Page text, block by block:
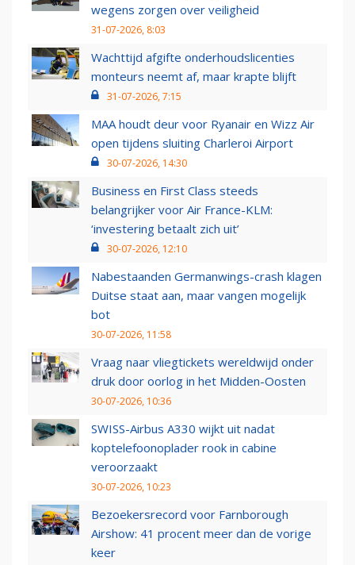
wegens zorgen over veiligheid
31-07-2026, 8:03
Wachttijd afgifte onderhoudslicenties
monteurs neemt af, maar krapte blijft
31-07-2026, 7:15
MAA houdt deur voor Ryanair en Wizz Air
open tijdens sluiting Charleroi Airport
30-07-2026, 14:30
Business en First Class steeds
belangrijker voor Air France-KLM:
‘investering betaalt zich uit’
30-07-2026, 12:10
Nabestaanden Germanwings-crash klagen
Duitse staat aan, maar vangen mogelijk
bot
30-07-2026, 11:58
Vraag naar vliegtickets wereldwijd onder
druk door oorlog in het Midden-Oosten
30-07-2026, 10:36
SWISS-Airbus A330 wijkt uit nadat
koptelefoonoplader rook in cabine
veroorzaakt
30-07-2026, 10:23
Bezoekersrecord voor Farnborough
Airshow: 41 procent meer dan de vorige
keer